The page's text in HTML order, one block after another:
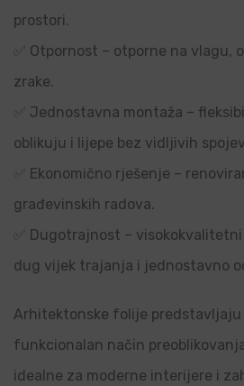
prostori.
✅ Otpornost – otporne na vlagu,
zrake.
✅ Jednostavna montaža –
oblikuju i lijepe bez vidljivih
✅ Ekonomično rješenje –
građevinskih radova.
✅ Dugotrajnost –
dug vijek trajanja i jednostavno
Arhitektonske folije predstavljaju
funkcionalan način
idealne za moderne interijere i